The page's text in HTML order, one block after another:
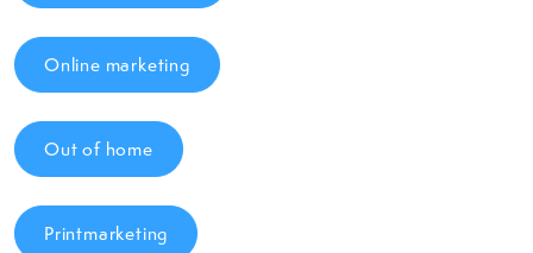
Online marketing
Out of home
Printmarketing